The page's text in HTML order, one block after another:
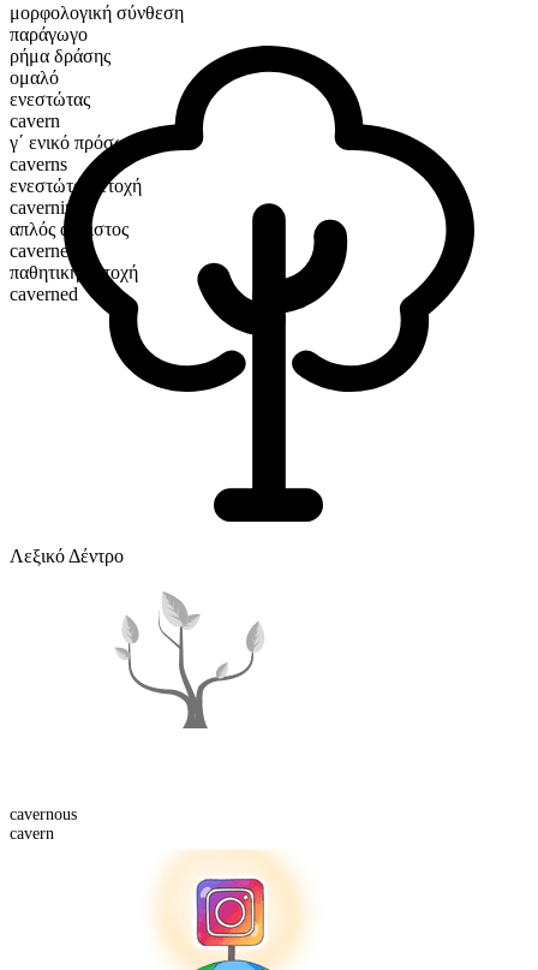
μορφολογική σύνθεση
παράγωγο
ρήμα δράσης
ομαλό
ενεστώτας
cavern
γ΄ ενικό πρόσωπο
caverns
ενεστώτα μετοχή
caverning
απλός αόριστος
caverned
παθητική μετοχή
caverned
Λεξικό Δέντρο
cavernous
cavern